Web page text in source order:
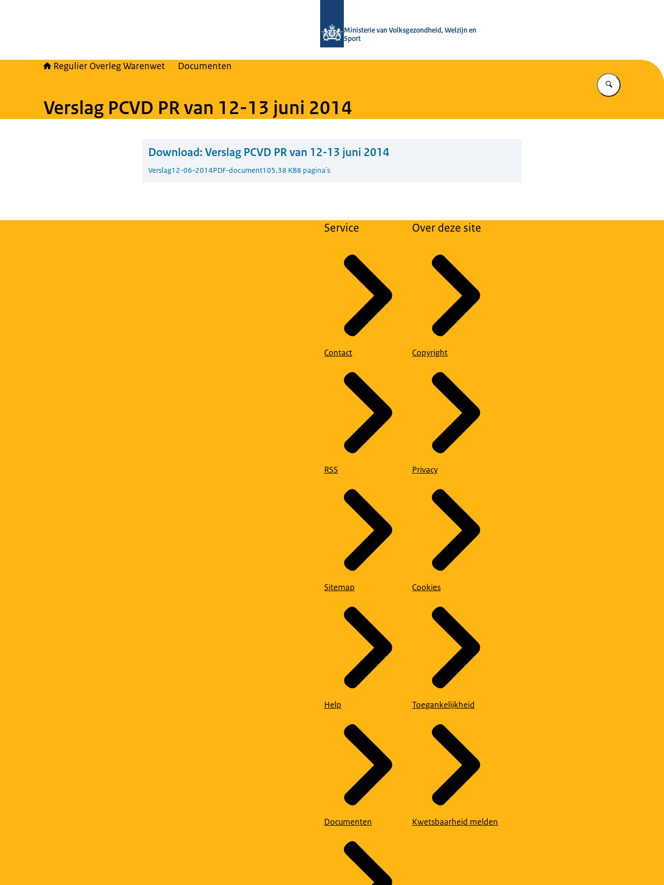
Ministerie van Volksgezondheid, Welzijn en
Sport
Regulier Overleg Warenwet Documenten
Vul in wat u
Verslag PCVD PR van 12-13 juni 2014
Download: Verslag PCVD PR van 12-13 juni 2014
Verslag12-06-2014PDF-document105.38 KB8 pagina's
Service
Contact
RSS
Sitemap
Help
Documenten
Over deze site
Copyright
Privacy
Cookies
Toegankelijkheid
Kwetsbaarheid melden